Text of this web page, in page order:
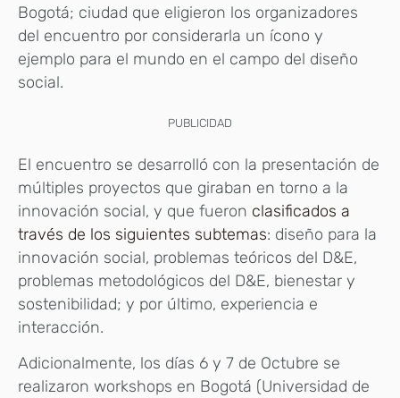
Bogotá; ciudad que eligieron los organizadores
del encuentro por considerarla un ícono y
ejemplo para el mundo en el campo del diseño
social.
PUBLICIDAD
El encuentro se desarrolló con la presentación de
múltiples proyectos que giraban en torno a la
innovación social, y que fueron clasificados a
través de los siguientes subtemas: diseño para la
innovación social, problemas teóricos del D&E,
problemas metodológicos del D&E, bienestar y
sostenibilidad; y por último, experiencia e
interacción.
Adicionalmente, los días 6 y 7 de Octubre se
realizaron workshops en Bogotá (Universidad de